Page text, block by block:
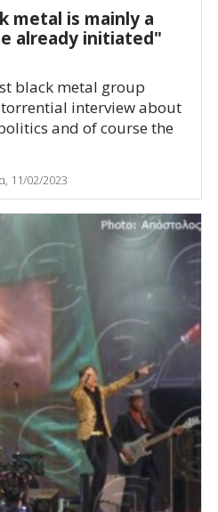
metal is mainly a
already initiated"
black metal group
interview about
and of course the
11/02/2023